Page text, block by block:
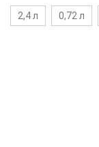
2,4 л 0,72 л